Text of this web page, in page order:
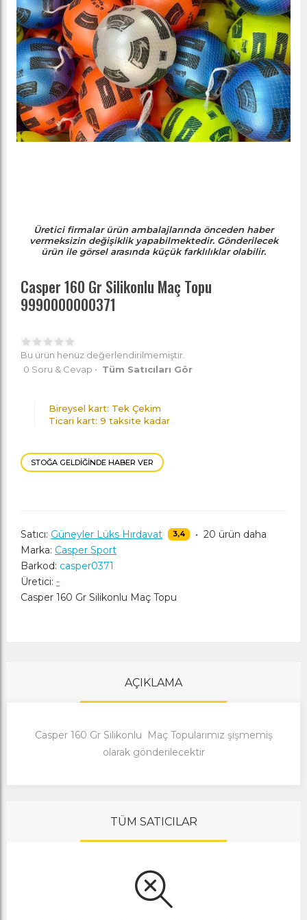
Üretici firmalar ürün ambalajlarında önceden haber
vermeksizin değişiklik yapabilmektedir. Gönderilecek
ürün ile görsel arasında küçük farklılıklar olabilir.
Casper 160 Gr Silikonlu Maç Topu
9990000000371
Bu ürün henüz değerlendirilmemiştir.
0 Soru & Cevap • Tüm Satıcıları Gör
Bireysel kart: Tek Çekim
Ticari kart: 9 taksite kadar
STOĞA GELDIĞINDE HABER VER
Satıcı: Güneyler Lüks Hırdavat 3,4 • 20 ürün daha
Marka: Casper Sport
Barkod: casper0371
Üretici: -
Casper 160 Gr Silikonlu Maç Topu
AÇIKLAMA
Casper 160 Gr Silikonlu Maç Topularımız şişmemiş
olarak gönderilecektir
TÜM SATICILAR